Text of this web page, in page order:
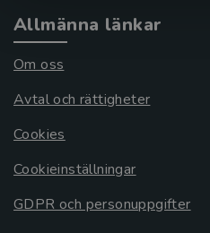
Allmänna länkar
Om oss
Avtal och rättigheter
Cookies
Cookieinställningar
GDPR och personuppgifter